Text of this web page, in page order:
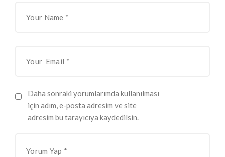
Daha sonraki yorumlarımda kullanılması
için adım, e-posta adresim ve site
adresim bu tarayıcıya kaydedilsin.